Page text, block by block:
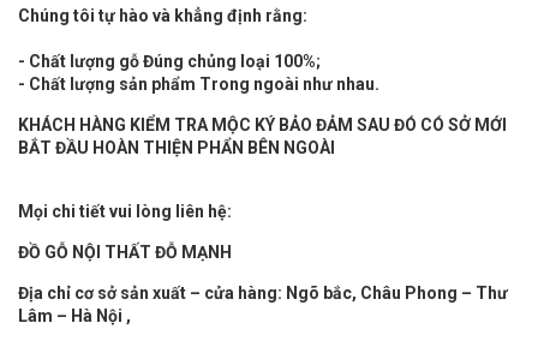
Chúng tôi tự hào và khẳng định rằng:
- Chất lượng gỗ Đúng chủng loại 100%;
- Chất lượng sản phẩm Trong ngoài như nhau.
KHÁCH HÀNG KIỂM TRA MỘC KÝ BẢO ĐẢM SAU ĐÓ CÓ SỞ MỚI
BẮT ĐẦU HOÀN THIỆN PHẨN BÊN NGOÀI
Mọi chi tiết vui lòng liên hệ:
ĐỒ GỖ NỘI THẤT ĐỖ MẠNH
Địa chỉ cơ sở sản xuất – cửa hàng: Ngõ bắc, Châu Phong – Thư
Lâm – Hà Nội ,